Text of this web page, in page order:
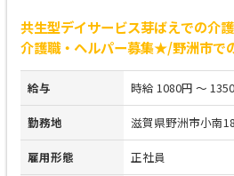
共生型デイサービス芽ばえでの介
介護職・ヘルパー募集★/野洲市
給与 時給 1080円 ～
勤務地 滋賀県野洲市小南
雇用形態 正社員